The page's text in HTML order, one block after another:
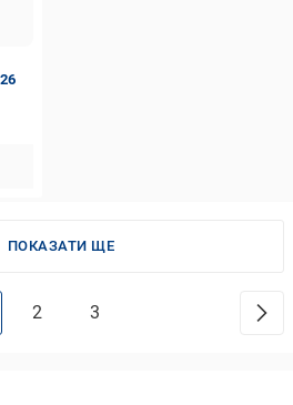
ПОКАЗАТИ ЩЕ
2 3